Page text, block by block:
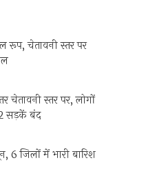
रूप, चेतावनी स्तर पर
चेतावनी स्तर पर, लोगों
सड़कें बंद
6 जिलों में भारी बारिश